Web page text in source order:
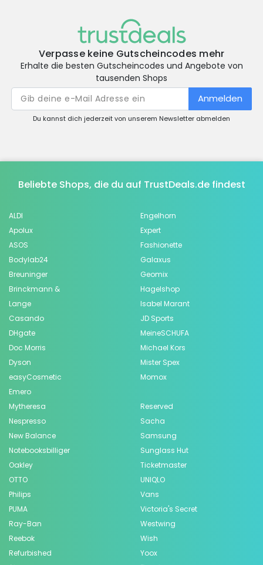
Verpasse keine Gutscheincodes mehr
Erhalte die besten Gutscheincodes und Angebote von
tausenden Shops
Anmelden
Du kannst dich jederzeit von unserem Newsletter abmelden
Beliebte Shops, die du auf TrustDeals.de findest
ALDI
Apolux
ASOS
Bodylab24
Breuninger
Brinckmann &
Lange
Casando
DHgate
Doc Morris
Dyson
easyCosmetic
Emero
Engelhorn
Expert
Fashionette
Galaxus
Geomix
Hagelshop
Isabel Marant
JD Sports
MeineSCHUFA
Michael Kors
Mister Spex
Momox
Mytheresa
Nespresso
New Balance
Notebooksbilliger
Oakley
OTTO
Philips
PUMA
Ray-Ban
Reebok
Refurbished
Reserved
Sacha
Samsung
Sunglass Hut
Ticketmaster
UNIQLO
Vans
Victoria's Secret
Westwing
Wish
Yoox